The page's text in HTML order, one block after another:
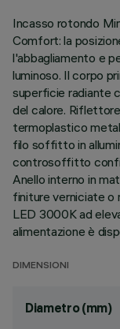
Incasso rotondo
Comfort: la
l'abbagliamento e
luminoso. Il corpo
superficie radiante
del calore.
termoplastico
filo soffitto in
controsoffitto
Anello interno in
finiture verniciate o
LED 3000K ad
alimentazione è
DIMENSIONI
Diametro (mm)